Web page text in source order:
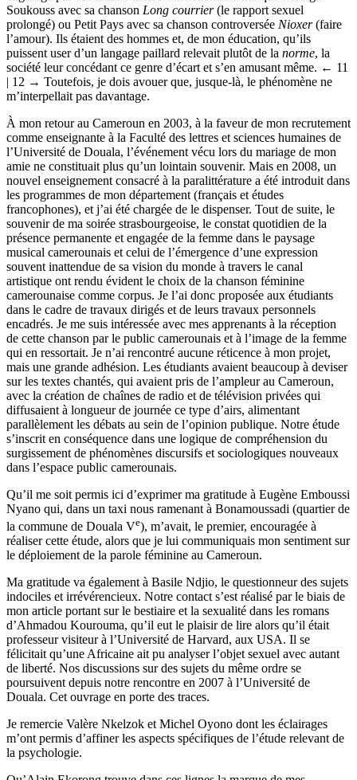
Soukouss avec sa chanson Long courrier(le rapport sexuel
prolongé) ou Petit Pays avec sa chanson controversée Nioxer(faire
l’amour). Ils étaient des hommes et, de mon éducation, qu’ils
puissent user d’un langage paillard relevait plutôt de la norme, la
société leur concédant ce genre d’écart et s’en amusant même. ← 11
| 12 → Toutefois, je dois avouer que, jusque-là, le phénomène ne
m’interpellait pas davantage.
À mon retour au Cameroun en 2003, à la faveur de mon recrutement
comme enseignante à la Faculté des lettres et sciences humaines de
l’Université de Douala, l’événement vécu lors du mariage de mon
amie ne constituait plus qu’un lointain souvenir. Mais en 2008, un
nouvel enseignement consacré à la paralittérature a été introduit dans
les programmes de mon département (français et études
francophones), et j’ai été chargée de le dispenser. Tout de suite, le
souvenir de ma soirée strasbourgeoise, le constat quotidien de la
présence permanente et engagée de la femme dans le paysage
musical camerounais et celui de l’émergence d’une expression
souvent inattendue de sa vision du monde à travers le canal
artistique ont rendu évident le choix de la chanson féminine
camerounaise comme corpus. Je l’ai donc proposée aux étudiants
dans le cadre de travaux dirigés et de leurs travaux personnels
encadrés. Je me suis intéressée avec mes apprenants à la réception
de cette chanson par le public camerounais et à l’image de la femme
qui en ressortait. Je n’ai rencontré aucune réticence à mon projet,
mais une grande adhésion. Les étudiants avaient beaucoup à deviser
sur les textes chantés, qui avaient pris de l’ampleur au Cameroun,
avec la création de chaînes de radio et de télévision privées qui
diffusaient à longueur de journée ce type d’airs, alimentant
parallèlement les débats au sein de l’opinion publique. Notre étude
s’inscrit en conséquence dans une logique de compréhension du
surgissement de phénomènes discursifs et sociologiques nouveaux
dans l’espace public camerounais.
Qu’il me soit permis ici d’exprimer ma gratitude à Eugène Emboussi
Nyano qui, dans un taxi nous ramenant à Bonamoussadi (quartier de
la commune de Douala Ve), m’avait, le premier, encouragée à
réaliser cette étude, alors que je lui communiquais mon sentiment sur
le déploiement de la parole féminine au Cameroun.
Ma gratitude va également à Basile Ndjio, le questionneur des sujets
indociles et irrévérencieux. Notre contact s’est réalisé par le biais de
mon article portant sur le bestiaire et la sexualité dans les romans
d’Ahmadou Kourouma, qu’il eut le plaisir de lire alors qu’il était
professeur visiteur à l’Université de Harvard, aux USA. Il se
félicitait qu’une Africaine ait pu analyser l’objet sexuel avec autant
de liberté. Nos discussions sur des sujets du même ordre se
poursuivent depuis notre rencontre en 2007 à l’Université de
Douala. Cet ouvrage en porte des traces.
Je remercie Valère Nkelzok et Michel Oyono dont les éclairages
m’ont permis d’affiner les aspects spécifiques de l’étude relevant de
la psychologie.